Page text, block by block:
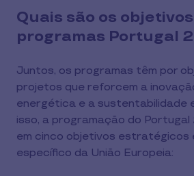
Quais são os
programas Portugal
Juntos, os programas têm por
projetos que reforcem a
energética e a sustentabilidade
isso, a programação do
em cinco objetivos estratégicos
específico da União Europeia: